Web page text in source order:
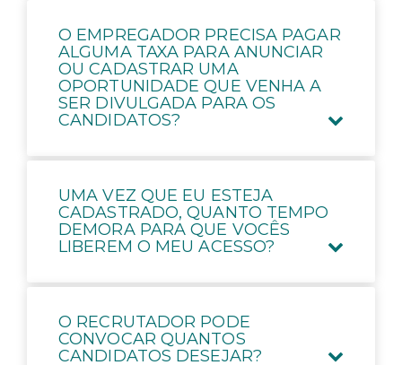
O EMPREGADOR PRECISA PAGAR
ALGUMA TAXA PARA ANUNCIAR
OU CADASTRAR UMA
OPORTUNIDADE QUE VENHA A
SER DIVULGADA PARA OS
CANDIDATOS?
UMA VEZ QUE EU ESTEJA
CADASTRADO, QUANTO TEMPO
DEMORA PARA QUE VOCÊS
LIBEREM O MEU ACESSO?
O RECRUTADOR PODE
CONVOCAR QUANTOS
CANDIDATOS DESEJAR?